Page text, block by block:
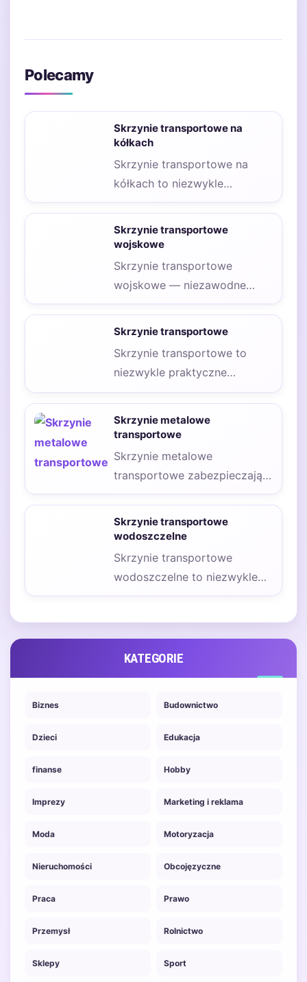
Polecamy
Skrzynie transportowe na
kółkach
Skrzynie transportowe na
kółkach to niezwykle
praktyczne rozwiązanie, które
zyskuje na popularności w
różnych branżach.…
Skrzynie transportowe
wojskowe
Skrzynie transportowe
wojskowe — niezawodne
rozwiązania dla najbardziej
wymagających zastosowań W
niezawodność…
Skrzynie transportowe
Skrzynie transportowe to
niezwykle praktyczne
rozwiązanie, które znajduje
branżach. Ich główną zaletą…
Skrzynie metalowe
transportowe
Skrzynie metalowe
transportowe zabezpieczają
towary przed uderzeniami,
naciskiem, zabrudzeniem i
nieuprawnionym dostępem,
jeżeli są prawidłowo…
Skrzynie transportowe
wodoszczelne
Skrzynie transportowe
wodoszczelne to niezwykle
praktyczne rozwiązanie, które
KATEGORIE
Biznes Budownictwo
Dzieci Edukacja
finanse Hobby
Imprezy Marketing i reklama
Moda Motoryzacja
Nieruchomości Obcojęzyczne
Praca Prawo
Przemysł Rolnictwo
Sklepy Sport